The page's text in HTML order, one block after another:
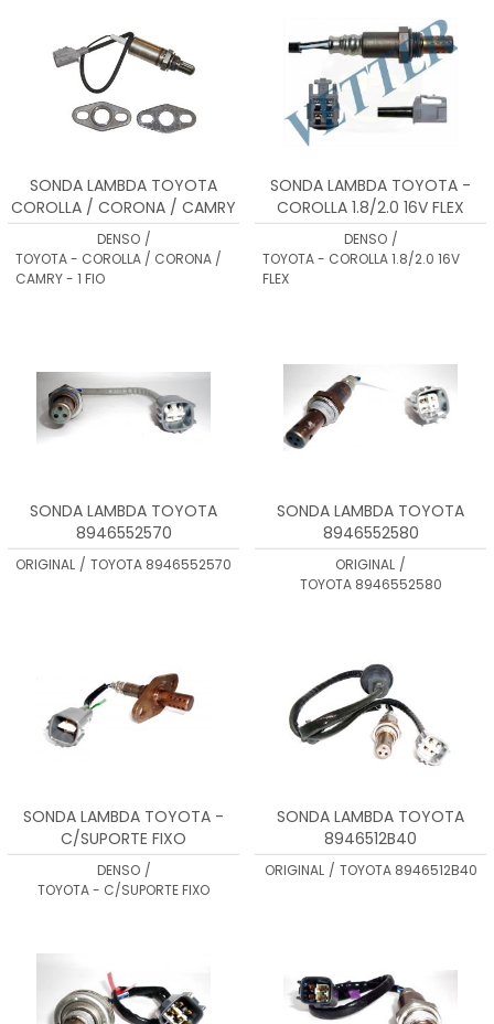
SONDA LAMBDA TOYOTA
COROLLA / CORONA / CAMRY
- 8946539685
DENSO /
TOYOTA - COROLLA / CORONA /
CAMRY - 1 FIO
SONDA LAMBDA TOYOTA -
COROLLA 1.8/2.0 16V FLEX
DENSO /
TOYOTA - COROLLA 1.8/2.0 16V
FLEX
SONDA LAMBDA TOYOTA
8946552570
ORIGINAL / TOYOTA 8946552570
SONDA LAMBDA TOYOTA
8946552580
ORIGINAL /
TOYOTA 8946552580
SONDA LAMBDA TOYOTA -
C/SUPORTE FIXO
DENSO /
TOYOTA - C/SUPORTE FIXO
SONDA LAMBDA TOYOTA
8946512B40
ORIGINAL / TOYOTA 8946512B40